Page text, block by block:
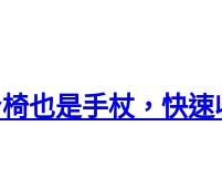
也是手杖，快